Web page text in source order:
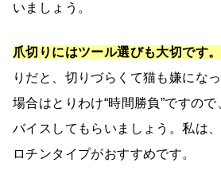
いましょう。
爪切りにはツール選びも大切です。
りだと、切りづらくて猫も嫌にな
場合はとりわけ“時間勝負”ですの
バイスしてもらいましょう。私は
ロチンタイプがおすすめです。